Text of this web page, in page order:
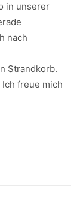
in unserer
nach
Strandkorb.
freue mich